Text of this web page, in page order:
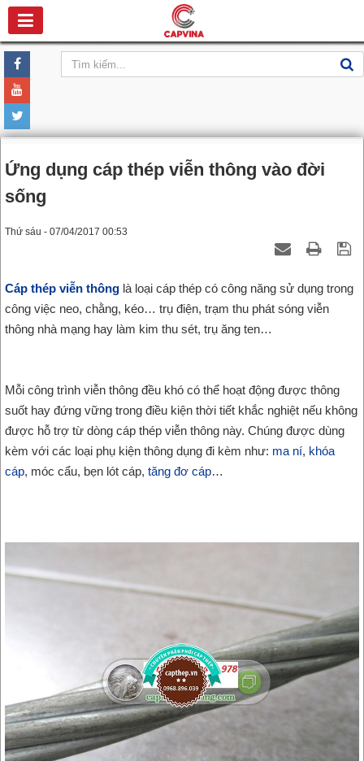
Ứng dụng cáp thép viễn thông vào đời
sống
Thứ sáu - 07/04/2017 00:53
Cáp thép viễn thông là loại cáp thép có công năng sử dụng trong
công việc neo, chằng, kéo… trụ điện, trạm thu phát sóng viễn
thông nhà mạng hay làm kim thu sét, trụ ăng ten…
Mỗi công trình viễn thông đều khó có thể hoạt động được thông
suốt hay đứng vững trong điều kiện thời tiết khắc nghiệt nếu không
được hỗ trợ từ dòng cáp thép viễn thông này. Chúng được dùng
kèm với các loại phụ kiện thông dụng đi kèm như: ma ní, khóa
cáp, móc cẩu, bẹn lót cáp, tăng đơ cáp…